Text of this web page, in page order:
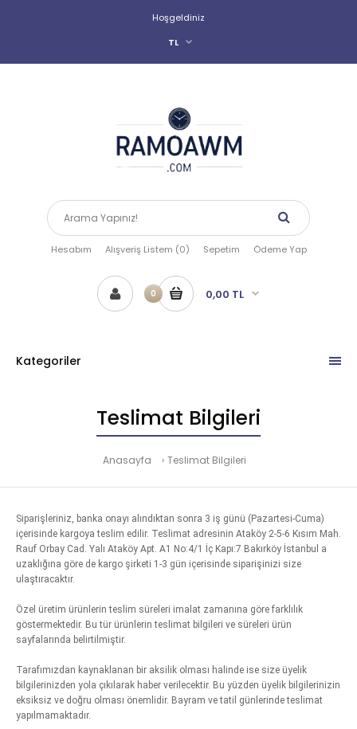
Hoşgeldiniz
TL
Hesabım Alışveriş Listem (0) Sepetim Ödeme Yap
0 0,00 TL
Kategoriler
Teslimat Bilgileri
Anasayfa Teslimat Bilgileri
Siparişleriniz, banka onayı alındıktan sonra 3 iş günü (Pazartesi-Cuma)
içerisinde kargoya teslim edilir. Teslimat adresinin Ataköy 2-5-6 Kısım Mah.
Rauf Orbay Cad. Yalı Ataköy Apt. A1 No:4/1 İç Kapı:7 Bakırköy İstanbul a
uzaklığına göre de kargo şirketi 1-3 gün içerisinde siparişinizi size
ulaştıracaktır.
Özel üretim ürünlerin teslim süreleri imalat zamanına göre farklılık
göstermektedir. Bu tür ürünlerin teslimat bilgileri ve süreleri ürün
sayfalarında belirtilmiştir.
Tarafımızdan kaynaklanan bir aksilik olması halinde ise size üyelik
bilgilerinizden yola çıkılarak haber verilecektir. Bu yüzden üyelik bilgilerinizin
eksiksiz ve doğru olması önemlidir. Bayram ve tatil günlerinde teslimat
yapılmamaktadır.